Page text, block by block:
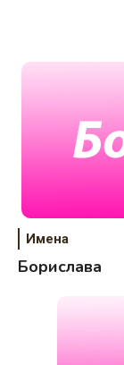
Имена
Борислава